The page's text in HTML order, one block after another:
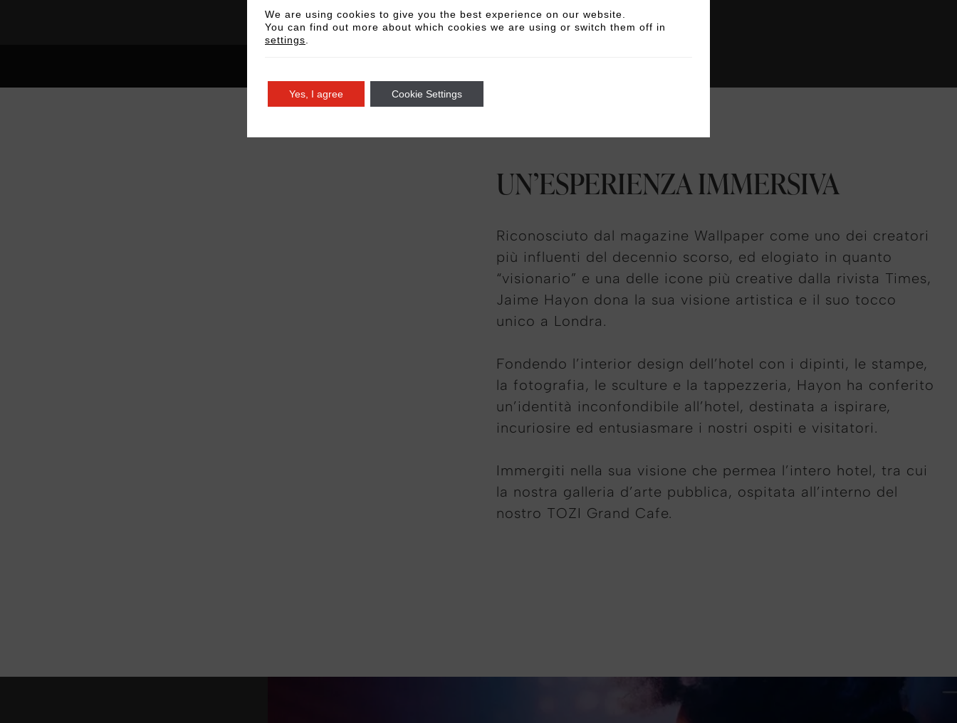
UN’ESPERIENZA IMMERSIVA
Riconosciuto dal magazine Wallpaper come uno dei creatori
più influenti del decennio scorso, ed elogiato in quanto
“visionario” e una delle icone più creative dalla rivista Times,
Jaime Hayon dona la sua visione artistica e il suo tocco
unico a Londra.
Fondendo l’interior design dell’hotel con i dipinti, le stampe,
la fotografia, le sculture e la tappezzeria, Hayon ha conferito
un’identità inconfondibile all’hotel, destinata a ispirare,
incuriosire ed entusiasmare i nostri ospiti e visitatori.
Immergiti nella sua visione che permea l’intero hotel, tra cui
la nostra galleria d’arte pubblica, ospitata all’interno del
nostro TOZI Grand Cafe.
We are using cookies to give you the best experience on our website.
You can find out more about which cookies we are using or switch them off in
settings
Yes, I agree Cookie Settings